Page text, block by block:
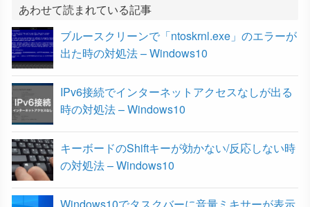
b
o
o
k
t
e
r
a
t
あわせて読まれている記事
ブルースクリーンで「ntoskrnl.exe」のエラーが
出た時の対処法 – Windows10
IPv6接続でインターネットアクセスなしが出る
時の対処法 – Windows10
キーボードのShiftキーが効かない/反応しない時
の対処法 – Windows10